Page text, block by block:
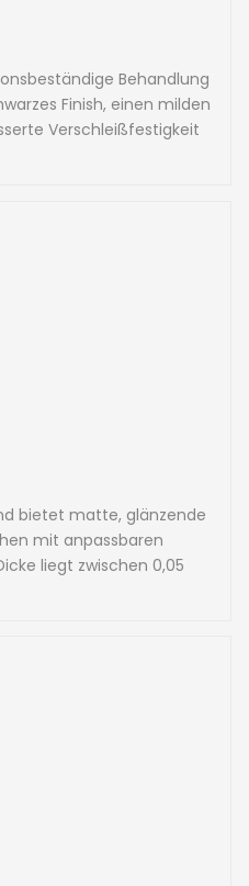
Behandlung
Finish, einen milden
Verschleißfestigkeit
bietet matte, glänzende
mit anpassbaren
liegt zwischen 0,05